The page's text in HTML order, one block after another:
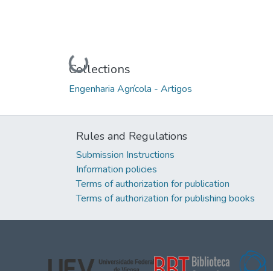
Loading...
Collections
Engenharia Agrícola - Artigos
Rules and Regulations
Submission Instructions
Information policies
Terms of authorization for publication
Terms of authorization for publishing books